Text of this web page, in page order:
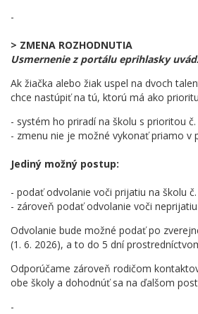
-
> ZMENA ROZHODNUTIA
Usmernenie z portálu eprihlasky
Ak žiačka alebo žiak uspel na dvoch
chce nastúpiť na tú, ktorú má ako
- systém ho priradí na školu s prioritou č.
- zmenu nie je možné vykonať priamo v
Jediný možný postup:
- podať odvolanie voči prijatiu na školu č.
- zároveň podať odvolanie voči
Odvolanie bude možné podať po
(1. 6. 2026), a to do 5 dní
Odporúčame zároveň rodičom
obe školy a dohodnúť sa na ďalšom
-